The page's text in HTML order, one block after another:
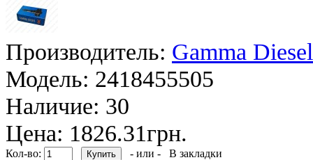
Производитель: Gamma Diesel
Модель: 2418455505
Наличие: 30
Цена: 1826.31грн.
Кол-во: - или -
В закладки